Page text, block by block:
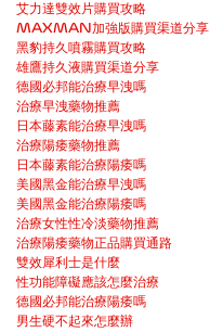
艾力達雙效片購買攻略
MAXMAN加強版購買渠道分享
黑豹持久噴霧購買攻略
雄鷹持久液購買渠道分享
德國必邦能治療早洩嗎
治療早洩藥物推薦
日本藤素能治療早洩嗎
治療陽痿藥物推薦
日本藤素能治療陽痿嗎
美國黑金能治療早洩嗎
美國黑金能治療陽痿嗎
治療女性性冷淡藥物推薦
治療陽痿藥物正品購買通路
雙效犀利士是什麼
性功能障礙應該怎麼治療
德國必邦能治療陽痿嗎
男生硬不起來怎麼辦